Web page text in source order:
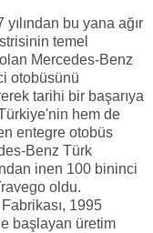
bu yana ağır
temel
Mercedes-Benz
otobüsünü
tarihi bir başarıya
hem de
entegre otobüs
Benz Türk
inen 100 bininci
oldu.
1995
başlayan üretim